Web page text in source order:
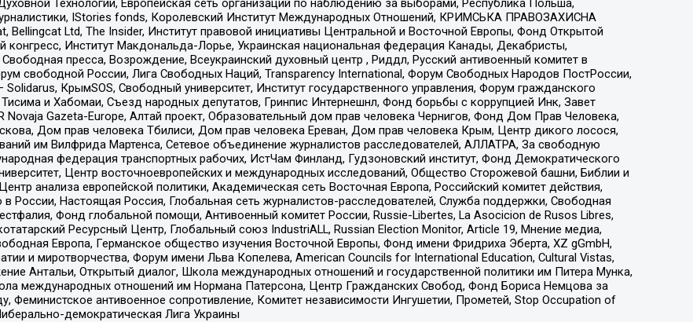
IStories fonds, Королевский Институт Международных Отношений, КРИМСЬКА ПРАВОЗАХИСНА
Bellingcat Ltd, The Insider, Институт правовой инициативы Центральной и Восточной Европы, Фонд Открытой
конгресс, Институт Макдональда-Лорье, Украинская национальная федерация Канады, Декабристы,
пресса, Возрождение, Всеукраинский духовный центр , Риддл, Русский антивоенный комитет в
свободной России, Лига Свободных Наций, Transparеncy International, Форум Свободных Народов ПостРоссии,
КрымSOS, Свободный университет, Институт государственного управления, Форум гражданского
и Хабомаи, Съезд народных депутатов, Гринпис Интернешнл, Фонд борьбы с коррупцией Инк, Завет
Novaja Gazeta-Europe, Алтай проект, Образовательный дом прав человека Чернигов, Фонд Дом Прав Человека,
Дом прав человека Тбилиси, Дом прав человека Ереван, Дом прав человека Крым, Центр дикого лосося,
им Вилфрида Мартенса, Сетевое объединение журналистов расследователей, АЛЛАТРА, За свободную
федерация транспортных рабочих, ИстЧам Финланд, Гудзоновский институт, Фонд Демократического
Центр восточноевропейских и международных исследований, Общество Сторожевой башни, Библии и
анализа европейской политики, Академическая сеть Восточная Европа, Российский комитет действия,
Настоящая Россия, Глобальная сеть журналистов-расследователей, Служба поддержки, Свободная
Фонд глобальной помощи, Антивоенный комитет России, Russie-Libertes, La Asocicion de Rusos Libres,
Ресурсный Центр, Глобальный союз IndustriALL, Russian Election Monitor, Article 19, Мнение медиа,
Европа, Германское общество изучения Восточной Европы, Фонд имени Фридриха Эберта, XZ gGmbH,
и миротворчества, Форум имени Льва Копелева, American Councils for International Education, Cultural Vistas,
Антальи, Открытый диалог, Школа международных отношений и государственной политики им Питера Мунка,
международных отношений им Нормана Патерсона, Центр Гражданских Свобод, Фонд Бориса Немцова за
антивоенное сопротивление, Комитет независимости Ингушетии, Прометей, Stop Occupation of
демократическая Лига Украины